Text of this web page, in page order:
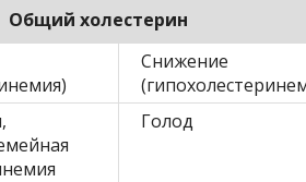
Общий холестерин
Снижение
Голод